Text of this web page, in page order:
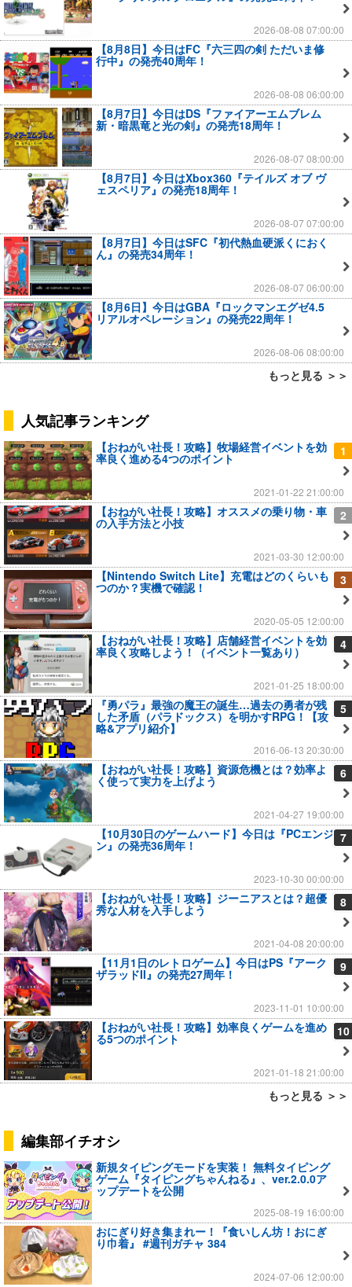
2026-08-08 07:00:00
【8月8日】今日はFC『六三四の剣 ただいま修
行中』の発売40周年！
2026-08-08 06:00:00
【8月7日】今日はDS『ファイアーエムブレム
新・暗黒竜と光の剣』の発売18周年！
2026-08-07 08:00:00
【8月7日】今日はXbox360『テイルズ オブ ヴ
ェスペリア』の発売18周年！
2026-08-07 07:00:00
【8月7日】今日はSFC『初代熱血硬派くにおく
ん』の発売34周年！
2026-08-07 06:00:00
【8月6日】今日はGBA『ロックマンエグゼ4.5
リアルオペレーション』の発売22周年！
2026-08-06 08:00:00
もっと見る ＞＞
人気記事ランキング
1
【おねがい社長！攻略】牧場経営イベントを効
率良く進める4つのポイント
2021-01-22 21:00:00
2
【おねがい社長！攻略】オススメの乗り物・車
の入手方法と小技
2021-03-30 12:00:00
3
【Nintendo Switch Lite】充電はどのくらいも
つのか？実機で確認！
2020-05-05 12:00:00
4
【おねがい社長！攻略】店舗経営イベントを効
率良く攻略しよう！（イベント一覧あり）
2021-01-25 18:00:00
5
『勇パラ』最強の魔王の誕生…過去の勇者が残
した矛盾（パラドックス）を明かすRPG！【攻
略&アプリ紹介】
2016-06-13 20:30:00
6
【おねがい社長！攻略】資源危機とは？効率よ
く使って実力を上げよう
2021-04-27 19:00:00
7
【10月30日のゲームハード】今日は『PCエンジ
ン』の発売36周年！
2023-10-30 00:00:00
8
【おねがい社長！攻略】ジーニアスとは？超優
秀な人材を入手しよう
2021-04-08 20:00:00
9
【11月1日のレトロゲーム】今日はPS『アーク
ザラッドII』の発売27周年！
2023-11-01 10:00:00
10
【おねがい社長！攻略】効率良くゲームを進め
る5つのポイント
2021-01-18 21:00:00
もっと見る ＞＞
編集部イチオシ
新規タイピングモードを実装！ 無料タイピング
ゲーム『タイピングちゃんねる』、ver.2.0.0ア
ップデートを公開
2025-08-19 16:00:00
おにぎり好き集まれー！『食いしん坊！おにぎ
り巾着』 #週刊ガチャ 384
2024-07-06 12:00:00